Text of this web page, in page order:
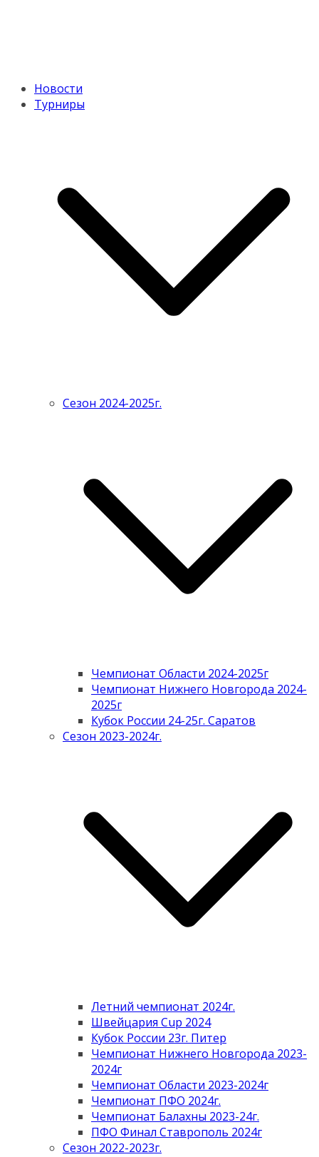
Новости
Турниры
Сезон 2024-2025г.
Чемпионат Области 2024-2025г
Чемпионат Нижнего Новгорода 2024-
2025г
Кубок России 24-25г. Саратов
Сезон 2023-2024г.
Летний чемпионат 2024г.
Швейцария Cup 2024
Кубок России 23г. Питер
Чемпионат Нижнего Новгорода 2023-
2024г
Чемпионат Области 2023-2024г
Чемпионат ПФО 2024г.
Чемпионат Балахны 2023-24г.
ПФО Финал Ставрополь 2024г
Сезон 2022-2023г.